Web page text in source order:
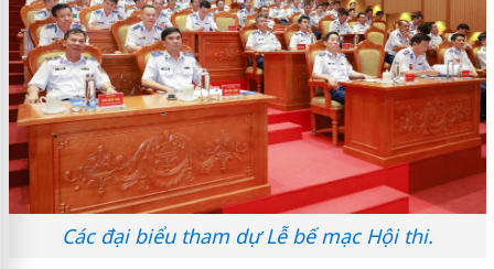
Các đại biểu tham dự Lễ bế mạc Hội thi.